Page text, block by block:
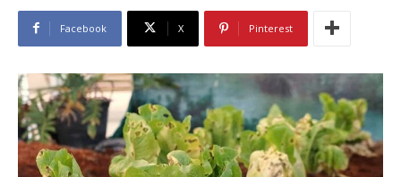
Facebook X Pinterest